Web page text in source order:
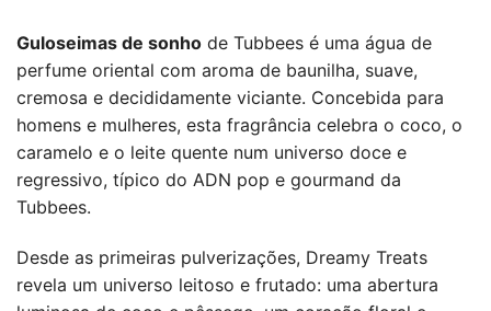
Guloseimas de sonho de Tubbees é uma água de
perfume oriental com aroma de baunilha, suave,
cremosa e decididamente viciante. Concebida para
homens e mulheres, esta fragrância celebra o coco, o
caramelo e o leite quente num universo doce e
regressivo, típico do ADN pop e gourmand da
Tubbees.
Desde as primeiras pulverizações, Dreamy Treats
revela um universo leitoso e frutado: uma abertura